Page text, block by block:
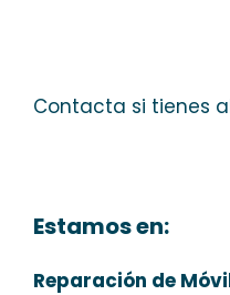
Contacta si tienes
Estamos en:
Reparación de